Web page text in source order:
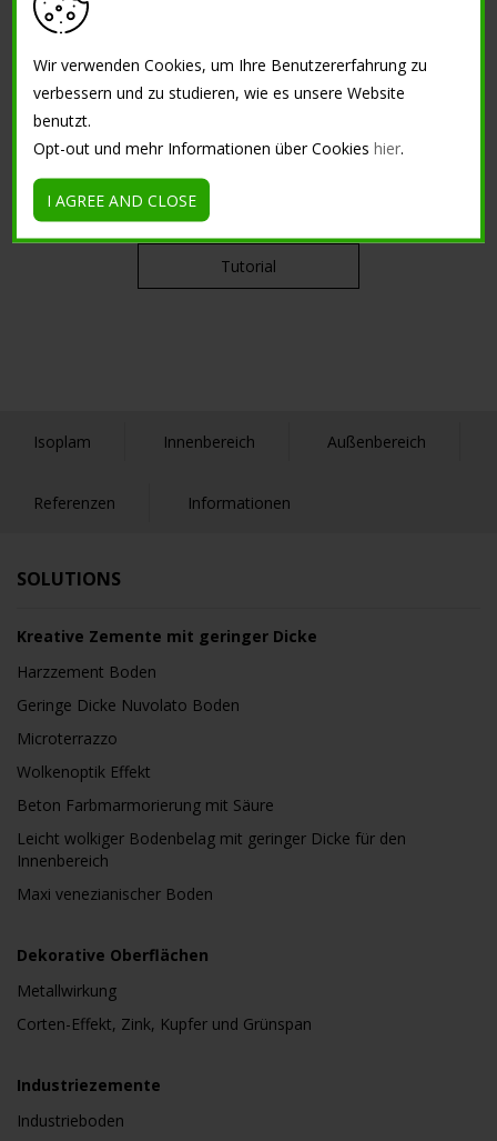
Concreativity Workshop
Tutorial
Isoplam Innenbereich Außenbereich
Referenzen Informationen
SOLUTIONS
Kreative Zemente mit geringer Dicke
Harzzement Boden
Geringe Dicke Nuvolato Boden
Microterrazzo
Wolkenoptik Effekt
Beton Farbmarmorierung mit Säure
Leicht wolkiger Bodenbelag mit geringer Dicke für den
Innenbereich
Maxi venezianischer Boden
Dekorative Oberflächen
Metallwirkung
Corten-Effekt, Zink, Kupfer und Grünspan
Industriezemente
Industrieboden
Wir verwenden Cookies, um Ihre Benutzererfahrung zu
verbessern und zu studieren, wie es unsere Website
benutzt.
Opt-out und mehr Informationen über Cookieshier.
I AGREE AND CLOSE